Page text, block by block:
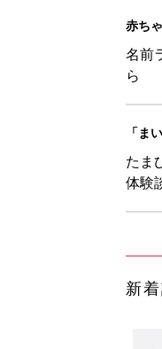
赤ち
名前
ら
「ま
たま
体験
新